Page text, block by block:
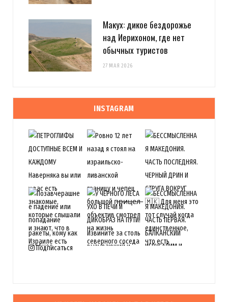
Макух: дикое бездорожье
над Иерихоном, где нет
обычных туристов
27 МАЯ 2026
INSTAGRAM
Подписаться